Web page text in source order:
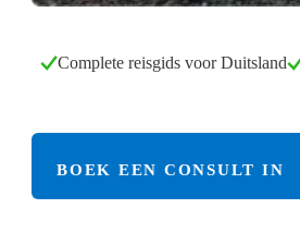
Complete reisgids voor Duitsland
BOEK EEN CONSULT IN